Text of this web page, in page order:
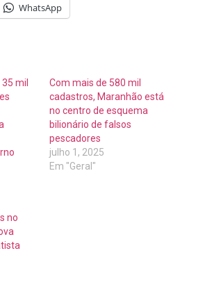
WhatsApp
mil
Com mais de 580 mil
cadastros, Maranhão está
no centro de esquema
bilionário de falsos
pescadores
julho 1, 2025
Em "Geral"
no